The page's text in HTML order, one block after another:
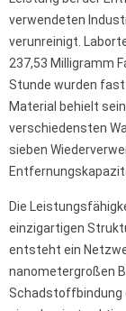
verwendeten
verunreinigt.
237,53 Milligramm
Stunde wurden
Material behielt
verschiedensten
sieben
Die
einzigartigen
entsteht ein
nanometergroßen
Schadstoffbindung